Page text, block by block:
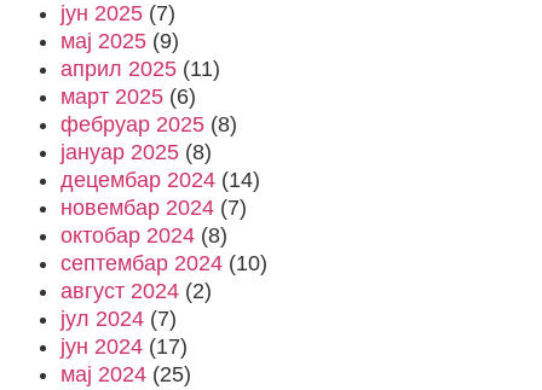
јун 2025 (7)
мај 2025 (9)
април 2025 (11)
март 2025 (6)
фебруар 2025 (8)
јануар 2025 (8)
децембар 2024 (14)
новембар 2024 (7)
октобар 2024 (8)
септембар 2024 (10)
август 2024 (2)
јул 2024 (7)
јун 2024 (17)
мај 2024 (25)